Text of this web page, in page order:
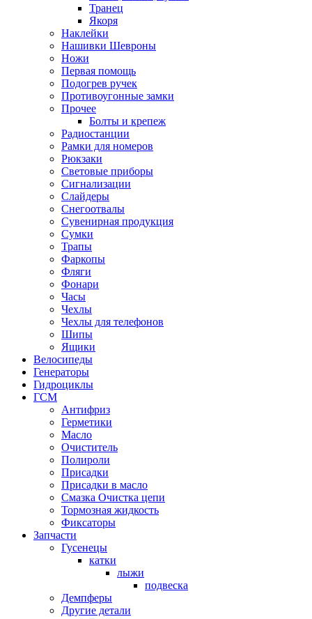
Транец
Якоря
Наклейки
Нашивки Шевроны
Ножи
Первая помощь
Подогрев ручек
Противоугонные замки
Прочее
Болты и крепеж
Радиостанции
Рамки для номеров
Рюкзаки
Световые приборы
Сигнализации
Слайдеры
Снегоотвалы
Сувенирная продукция
Сумки
Трапы
Фаркопы
Фляги
Фонари
Часы
Чехлы
Чехлы для телефонов
Шипы
Ящики
Велосипеды
Генераторы
Гидроциклы
ГСМ
Антифриз
Герметики
Масло
Очиститель
Полироли
Присадки
Присадки в масло
Смазка Очистка цепи
Тормозная жидкость
Фиксаторы
Запчасти
Гусенецы
катки
лыжи
подвеска
Демпферы
Другие детали